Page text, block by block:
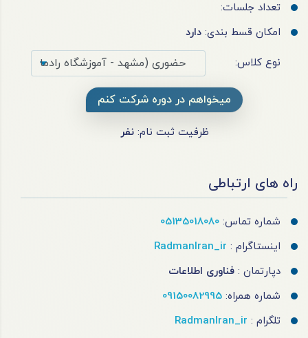
تعداد جلسات:
امکان قسط بندی: دارد
نوع کلاس:
میخواهم در دوره شرکت کنم
ظرفیت ثبت نام:نفر
راه های ارتباطی
شماره تماس: 05135018080
اینستاگرام : RadmanIran_ir
دپارتمان : فناوری اطلاعات
شماره همراه: 09150082995
تلگرام : RadmanIran_ir